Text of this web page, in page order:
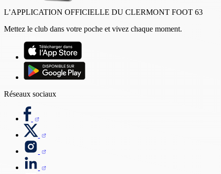
L’APPLICATION OFFICIELLE DU CLERMONT FOOT 63
Mettez le club dans votre poche et vivez chaque moment.
Réseaux sociaux